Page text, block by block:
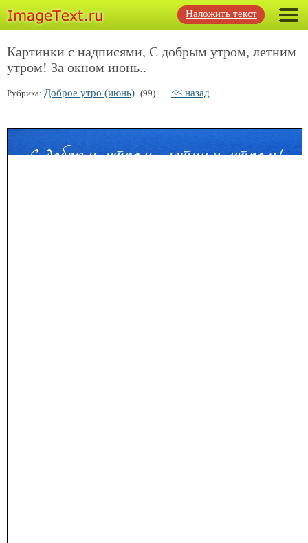
Наложить текст
Картинки с надписями, С добрым утром, летним
утром! За окном июнь..
Рубрика: Доброе утро (июнь) (99) << назад